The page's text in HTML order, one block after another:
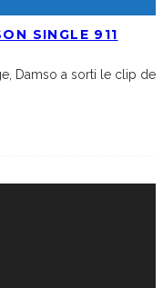
SINGLE 911
Damso a sorti le clip de